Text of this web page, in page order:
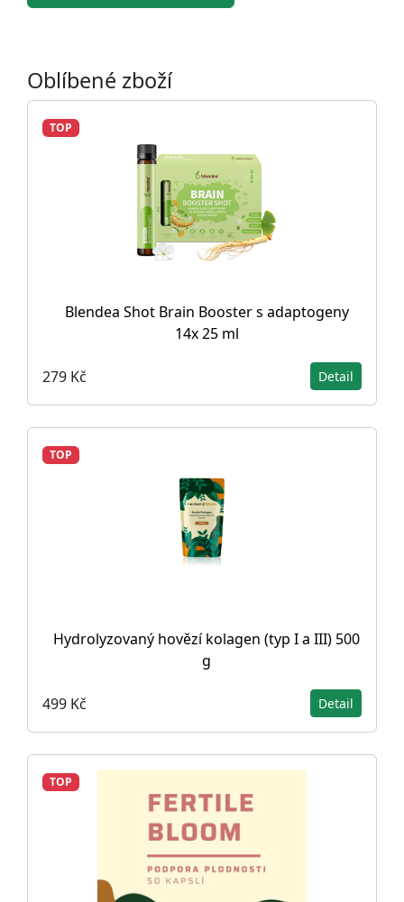
Oblíbené zboží
TOP
Blendea Shot Brain Booster s adaptogeny
14x 25 ml
279 Kč Detail
TOP
Hydrolyzovaný hovězí kolagen (typ I a III) 500
g
499 Kč Detail
TOP